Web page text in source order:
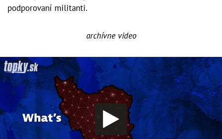
podporovaní militanti.
archívne video